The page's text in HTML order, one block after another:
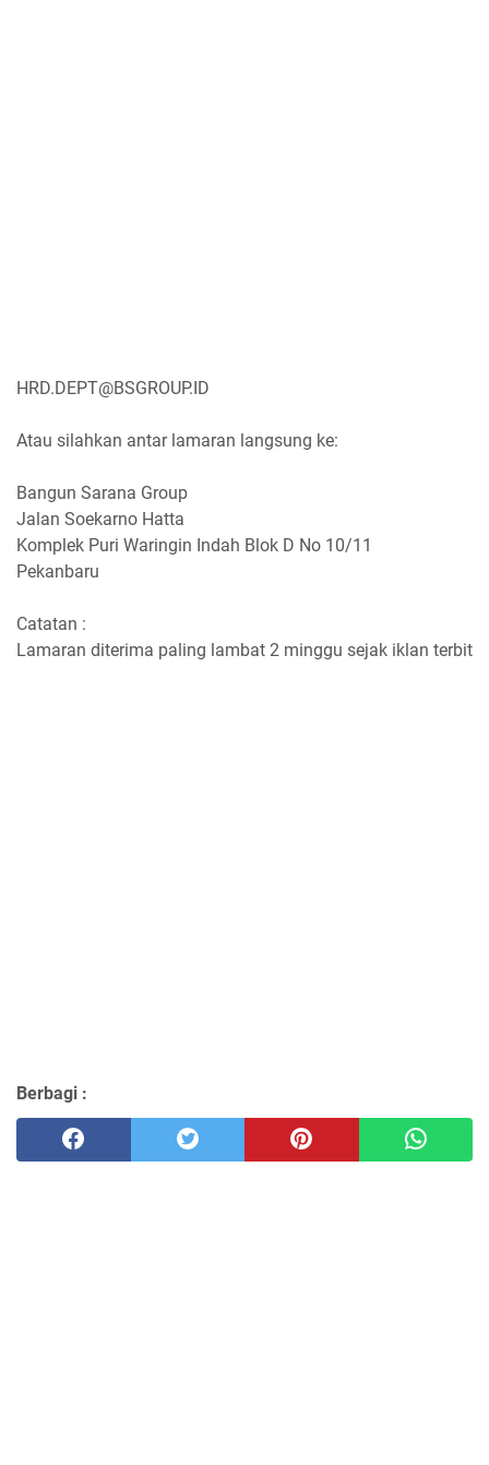
HRD.DEPT@BSGROUP.ID
Atau silahkan antar lamaran langsung ke:
Bangun Sarana Group
Jalan Soekarno Hatta
Komplek Puri Waringin Indah Blok D No 10/11
Pekanbaru
Catatan :
Lamaran diterima paling lambat 2 minggu sejak iklan terbit
Berbagi :